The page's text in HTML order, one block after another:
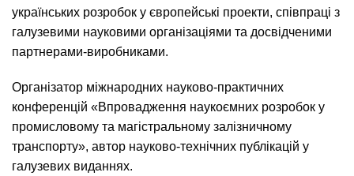
українських розробок у європейські проекти, співпраці з
галузевими науковими організаціями та досвідченими
партнерами-виробниками.
Організатор міжнародних науково-практичних
конференцій «Впровадження наукоємних розробок у
промисловому та магістральному залізничному
транспорту», автор науково-технічних публікацій у
галузевих виданнях.